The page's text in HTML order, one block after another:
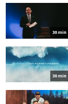
30 min
30 min